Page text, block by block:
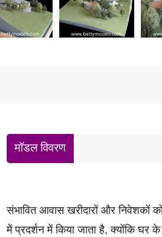
मॉडल विवरण
संभावित आवास खरीदारों और निवेशकों
में प्रदर्शन में किया जाता है, क्योंकि घर